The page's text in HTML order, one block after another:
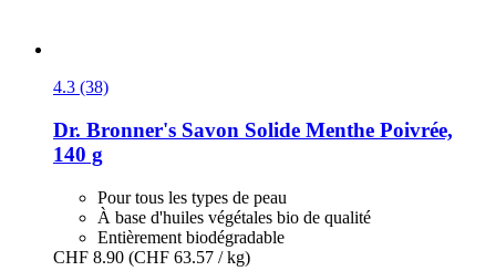
4.3 (38)
Dr. Bronner's Savon Solide Menthe Poivrée,
140 g
Pour tous les types de peau
À base d'huiles végétales bio de qualité
Entièrement biodégradable
CHF 8.90 (CHF 63.57 / kg)